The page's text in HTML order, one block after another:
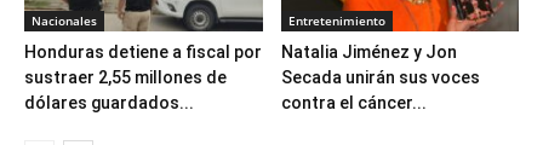
Nacionales
Honduras detiene a fiscal por
sustraer 2,55 millones de
dólares guardados...
Entretenimiento
Natalia Jiménez y Jon
Secada unirán sus voces
contra el cáncer...